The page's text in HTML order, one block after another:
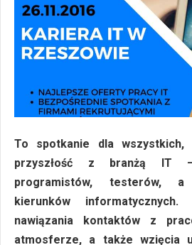
To spotkanie dla wszystkich,
przyszłość z branżą IT
programistów, testerów,
kierunków informatycznych.
nawiązania kontaktów z
atmosferze, a także wzięcia